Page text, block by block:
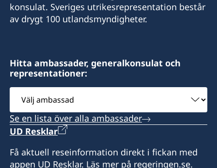
konsulat. Sveriges utrikesrepresentation består
av drygt 100 utlandsmyndigheter.
Hitta ambassader, generalkonsulat och
representationer:
Välj
ambassad
Se en lista över alla ambassader
UD Resklar
Få aktuell reseinformation direkt i fickan med
appen UD Resklar. Läs mer på regeringen.se.